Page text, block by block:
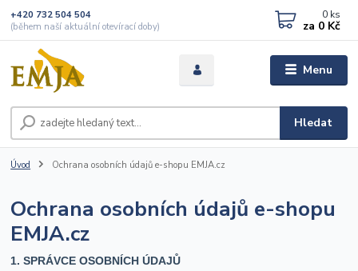
Menu
Hledat
+420 732 504 504
(během naší aktuální otevírací doby)
0 ks
za 0 Kč
Úvod Ochrana osobních údajů e-shopu EMJA.cz
Ochrana osobních údajů e-shopu
EMJA.cz
1. SPRÁVCE OSOBNÍCH ÚDAJŮ